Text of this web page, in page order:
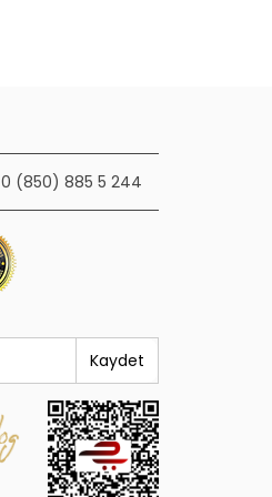
0 (850) 885 5 244
Kaydet